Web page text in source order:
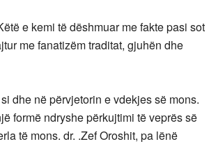
e kemi të dëshmuar me fakte pasi sot
me fanatizëm traditat, gjuhën dhe
dhe në përvjetorin e vdekjes së mons.
formë ndryshe përkujtimi të veprës së
të mons. dr. .Zef Oroshit, pa lënë